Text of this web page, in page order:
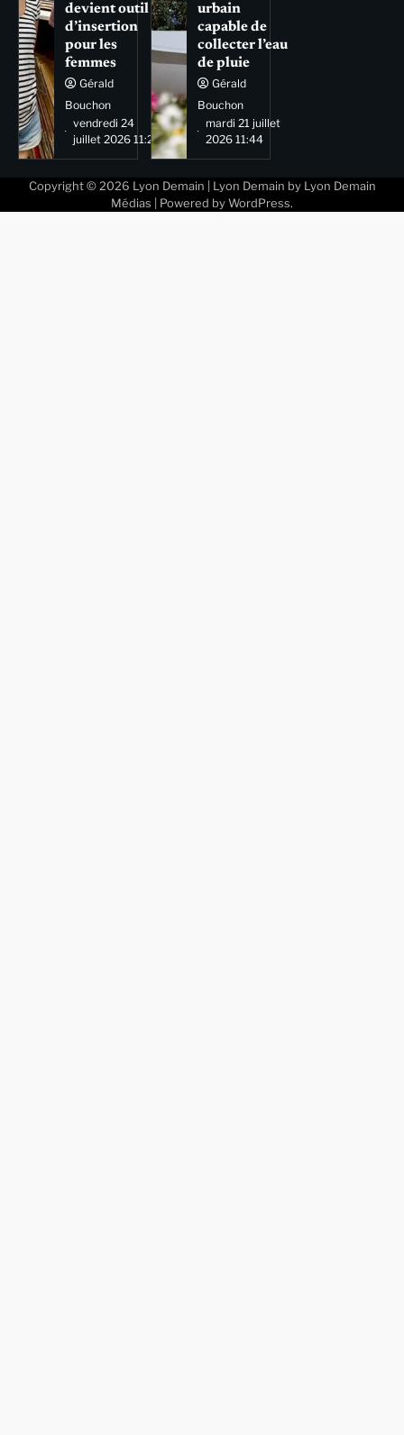
devient outil
d’insertion
pour les
femmes
Gérald
Bouchon
vendredi 24
juillet 2026 11:29
urbain
capable de
collecter l’eau
de pluie
Gérald
Bouchon
mardi 21 juillet
2026 11:44
Copyright © 2026 Lyon Demain | Lyon Demain by Lyon Demain
Médias | Powered by WordPress.